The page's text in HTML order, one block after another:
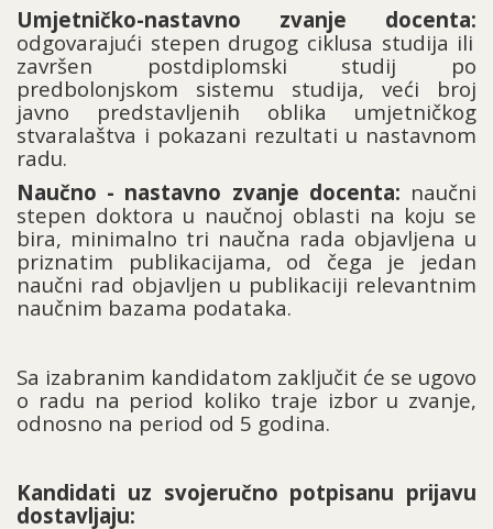
Umjetničko-nastavno zvanje docenta:
odgovarajući stepen drugog ciklusa studija ili
završen postdiplomski studij po
predbolonjskom sistemu studija, veći broj
javno predstavljenih oblika umjetničkog
stvaralaštva i pokazani rezultati u nastavnom
radu.
Naučno - nastavno zvanje docenta: naučni
stepen doktora u naučnoj oblasti na koju se
bira, minimalno tri naučna rada objavljena u
priznatim publikacijama, od čega je jedan
naučni rad objavljen u publikaciji relevantnim
naučnim bazama podataka.
Sa izabranim kandidatom zaključit će se ugovo
o radu na period koliko traje izbor u zvanje,
odnosno na period od 5 godina.
Kandidati uz svojeručno potpisanu prijavu
dostavljaju: